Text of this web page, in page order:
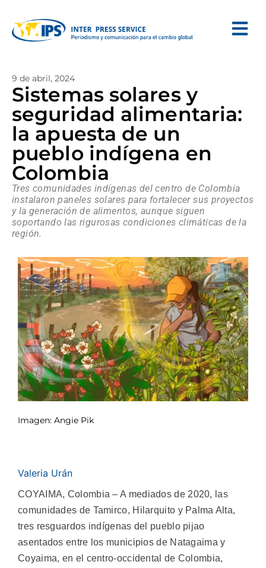
9 de abril, 2024
Sistemas solares y
seguridad alimentaria:
la apuesta de un
pueblo indígena en
Colombia
Tres comunidades indígenas del centro de Colombia
instalaron paneles solares para fortalecer sus proyectos
y la generación de alimentos, aunque siguen
soportando las rigurosas condiciones climáticas de la
región.
Imagen: Angie Pik
Valeria Urán
COYAIMA, Colombia – A mediados de 2020, las
comunidades de Tamirco, Hilarquito y Palma Alta,
tres resguardos indígenas del pueblo pijao
asentados entre los municipios de Natagaima y
Coyaima, en el centro-occidental de Colombia,